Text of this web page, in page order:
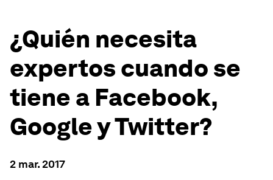
¿Quién necesita
expertos cuando se
tiene a Facebook,
Google y Twitter?
2 mar. 2017